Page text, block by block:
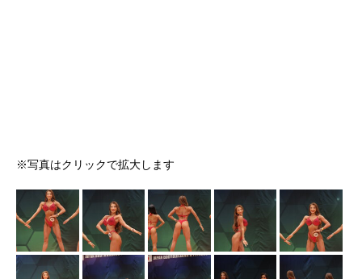
※写真はクリックで拡大します